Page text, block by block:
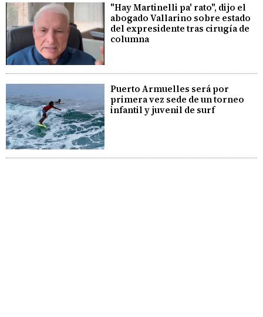
"Hay Martinelli pa' rato", dijo el
abogado Vallarino sobre estado
del expresidente tras cirugía de
columna
Puerto Armuelles será por
primera vez sede de un torneo
infantil y juvenil de surf